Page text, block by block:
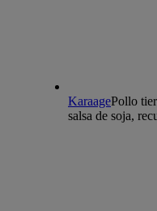
KaraagePollo
salsa de soja,